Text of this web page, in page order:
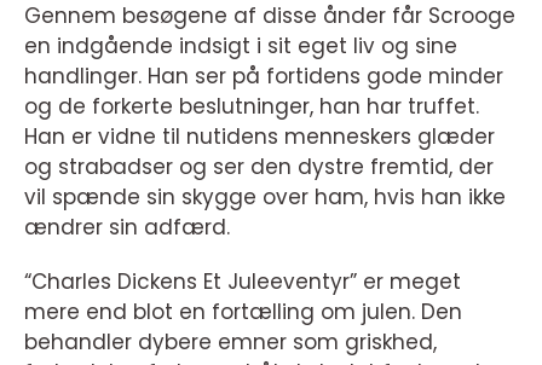
Gennem besøgene af disse ånder får Scrooge
en indgående indsigt i sit eget liv og sine
handlinger. Han ser på fortidens gode minder
og de forkerte beslutninger, han har truffet.
Han er vidne til nutidens menneskers glæder
og strabadser og ser den dystre fremtid, der
vil spænde sin skygge over ham, hvis han ikke
ændrer sin adfærd.
“Charles Dickens Et Juleeventyr” er meget
mere end blot en fortælling om julen. Den
behandler dybere emner som griskhed,